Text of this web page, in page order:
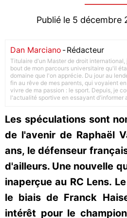
Publié le 5 décembre
Dan Marciano -Rédacteur
Titulaire d'un Master de droit international,
bout de mon parcours universitaire qu'il
domaine que l'on apprécie. Du jour au
fin au rêve de mes parents, qui voyaient
vivre de ma passion : le sport. Depuis, je
l'actualité sportive en essayant d'informer
Les spéculations sont
de l'avenir de Raphaël
ans, le défenseur
d'ailleurs. Une nouvelle
inaperçue au RC Lens.
le biais de Franck
intérêt pour le